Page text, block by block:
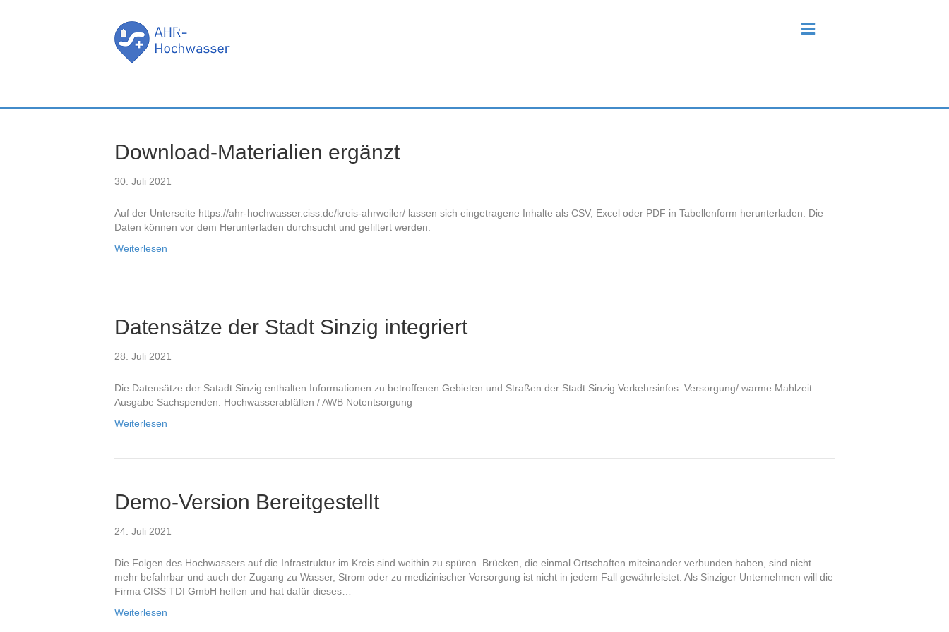
N
a
t
Download-Materialien ergänzt
30. Juli 2021
Auf der Unterseite https://ahr-hochwasser.ciss.de/kreis-ahrweiler/ lassen sich eingetragene Inhalte als CSV, Excel oder PDF in Tabellenform herunterladen. Die
Daten können vor dem Herunterladen durchsucht und gefiltert werden.
Weiterlesen
Datensätze der Stadt Sinzig integriert
28. Juli 2021
Die Datensätze der Satadt Sinzig enthalten Informationen zu betroffenen Gebieten und Straßen der Stadt Sinzig Verkehrsinfos Versorgung/ warme Mahlzeit
Ausgabe Sachspenden: Hochwasserabfällen / AWB Notentsorgung
Weiterlesen
Demo-Version Bereitgestellt
24. Juli 2021
Die Folgen des Hochwassers auf die Infrastruktur im Kreis sind weithin zu spüren. Brücken, die einmal Ortschaften miteinander verbunden haben, sind nicht
mehr befahrbar und auch der Zugang zu Wasser, Strom oder zu medizinischer Versorgung ist nicht in jedem Fall gewährleistet. Als Sinziger Unternehmen will die
Firma CISS TDI GmbH helfen und hat dafür dieses…
Weiterlesen